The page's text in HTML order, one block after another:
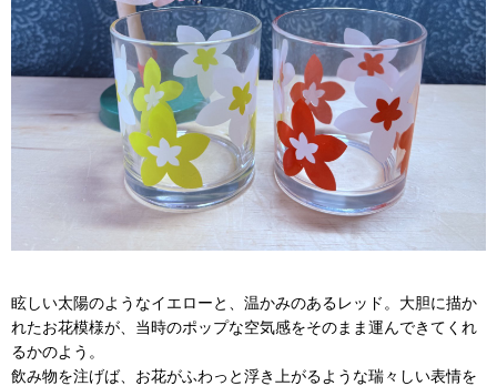
眩しい太陽のようなイエローと、温かみのあるレッド。大胆に描か
れたお花模様が、当時のポップな空気感をそのまま運んできてくれ
るかのよう。
飲み物を注げば、お花がふわっと浮き上がるような瑞々しい表情を